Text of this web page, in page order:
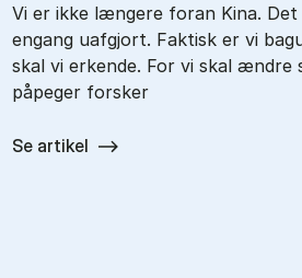
Vi er ikke længere foran Kina.
engang uafgjort. Faktisk er vi
skal vi erkende. For vi skal ændre
påpeger forsker
Se artikel